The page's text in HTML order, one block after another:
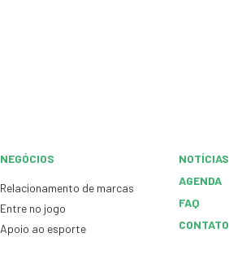
NEGÓCIOS
Relacionamento de marcas
Entre no jogo
Apoio ao esporte
NOTÍCIAS
AGENDA
FAQ
CONTATO